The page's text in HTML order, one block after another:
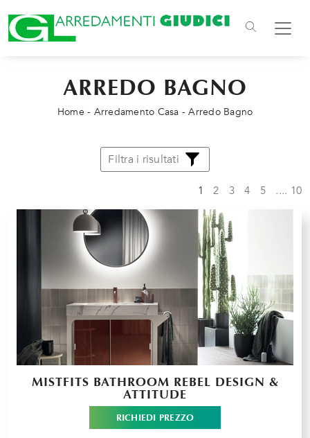
ARREDO BAGNO
Home - Arredamento Casa -Arredo Bagno
Filtra i risultati
1 2 3 4 5 .... 10
MISTFITS BATHROOM REBEL DESIGN &
ATTITUDE
RICHIEDI PREZZO